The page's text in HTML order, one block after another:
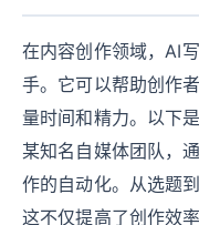
在内容创作领域，AI
手。它可以帮助创作
量时间和精力。以下
某知名自媒体团队，
作的自动化。从选题
这不仅提高了创作效